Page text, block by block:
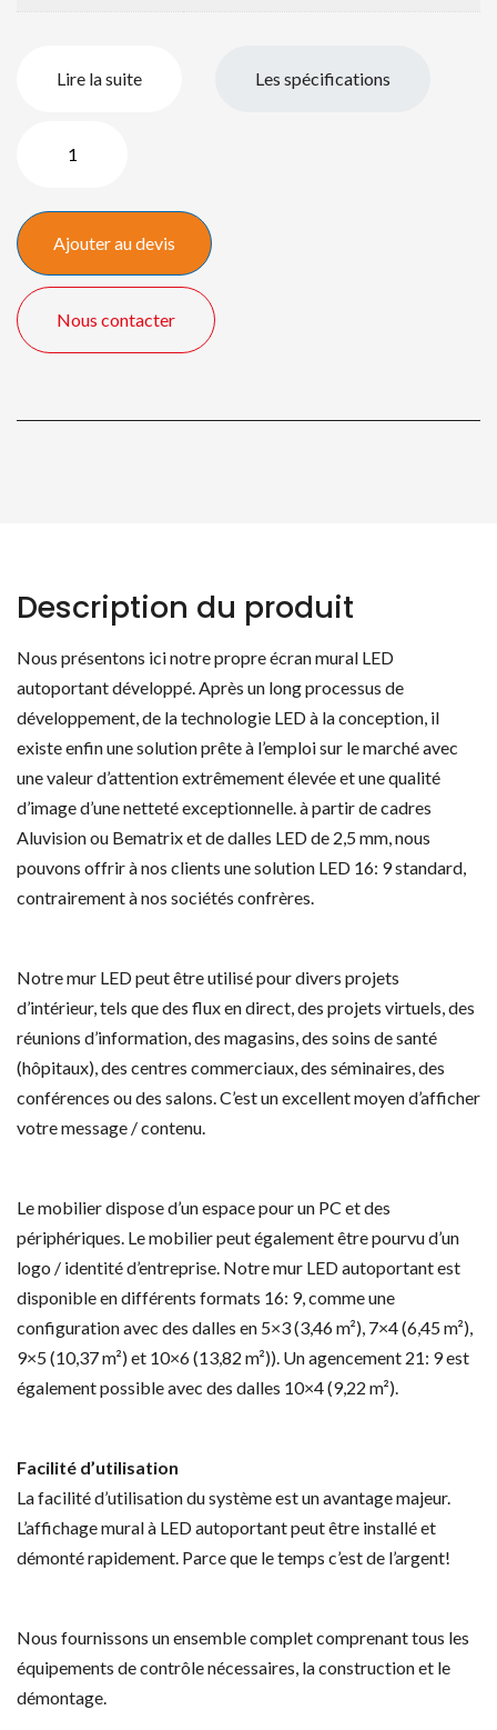
Lire la suite Les spécifications
Wall
Display
Ajouter au devis
Nous contacter
Description du produit
Nous présentons ici notre propre écran mural LED
autoportant développé. Après un long processus de
développement, de la technologie LED à la conception, il
existe enfin une solution prête à l’emploi sur le marché avec
une valeur d’attention extrêmement élevée et une qualité
d’image d’une netteté exceptionnelle. à partir de cadres
Aluvision ou Bematrix et de dalles LED de 2,5 mm, nous
pouvons offrir à nos clients une solution LED 16: 9 standard,
contrairement à nos sociétés confrères.
Notre mur LED peut être utilisé pour divers projets
d’intérieur, tels que des flux en direct, des projets virtuels, des
réunions d’information, des magasins, des soins de santé
(hôpitaux), des centres commerciaux, des séminaires, des
conférences ou des salons. C’est un excellent moyen d’afficher
votre message / contenu.
Le mobilier dispose d’un espace pour un PC et des
périphériques. Le mobilier peut également être pourvu d’un
logo / identité d’entreprise. Notre mur LED autoportant est
disponible en différents formats 16: 9, comme une
configuration avec des dalles en 5×3 (3,46 m²), 7×4 (6,45 m²),
9×5 (10,37 m²) et 10×6 (13,82 m²)). Un agencement 21: 9 est
également possible avec des dalles 10×4 (9,22 m²).
Facilité d’utilisation
La facilité d’utilisation du système est un avantage majeur.
L’affichage mural à LED autoportant peut être installé et
démonté rapidement. Parce que le temps c’est de l’argent!
Nous fournissons un ensemble complet comprenant tous les
équipements de contrôle nécessaires, la construction et le
démontage.